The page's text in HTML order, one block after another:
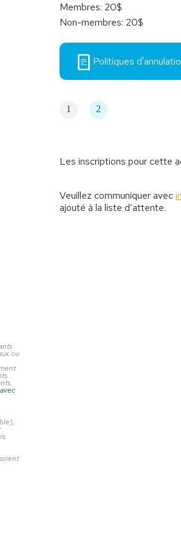
ou
Membres: 20$
Non-membres: 20$
Politiques
1 2
Les inscriptions pour cette
Veuillez communiquer avec
ajouté à la liste d’attente.